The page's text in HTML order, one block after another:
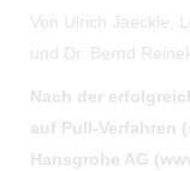
Von Ulrich Jaeckle,
und Dr. Bernd
Nach der
auf Pull-Verfahren
Hansgrohe AG